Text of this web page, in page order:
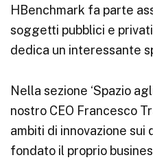
HBenchmark fa parte
soggetti pubblici e
dedica un interessante
Nella sezione ‘Spazio
nostro CEO Francesco
ambiti di innovazione sui
fondato il proprio